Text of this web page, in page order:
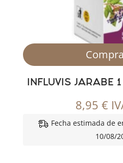
INFLUVIS JARABE
8,95 €
Fecha estimada de
10/08/